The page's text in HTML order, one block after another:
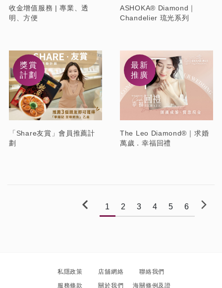
收金增值服務 | 專業、透
明、方便
ASHOKA® Diamond｜
Chandelier 琉光系列
「Share友賞」會員推薦計
劃
獎賞
計劃
The Leo Diamond®｜求婚
萬歲．幸福回禮
最新
推廣
1 2 3 4 5 6
私隱政策 店舖網絡
聯絡我們
服務條款
關於我們 海關條例及證